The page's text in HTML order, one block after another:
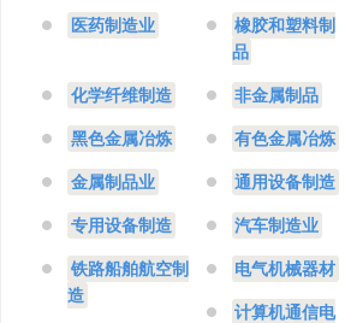
医药制造业
橡胶和塑料制
品
化学纤维制造 非金属制品
黑色金属冶炼 有色金属冶炼
金属制品业 通用设备制造
专用设备制造 汽车制造业
铁路船舶航空制
造
电气机械器材
计算机通信电